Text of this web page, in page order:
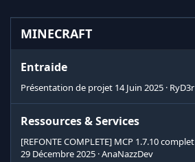
MINECRAFT
Entraide
Présentation de projet 14 Juin 2025 RyD3r
Ressources & Services
29 Décembre 2025 AnaNazzDev